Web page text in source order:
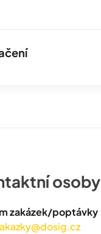
osoby
zakázek/poptávky